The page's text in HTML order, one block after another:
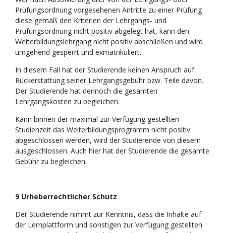
Prüfungsordnung vorgesehenen Antritte zu einer Prüfung
diese gemäß den Kriterien der Lehrgangs- und
Prüfungsordnung nicht positiv abgelegt hat, kann den
Weiterbildungslehrgang nicht positiv abschließen und wird
umgehend gesperrt und exmatrikuliert.
In diesem Fall hat der Studierende keinen Anspruch auf
Rückerstattung seiner Lehrgangsgebühr bzw. Teile davon.
Der Studierende hat dennoch die gesamten
Lehrgangskosten zu begleichen.
Kann binnen der maximal zur Verfügung gestellten
Studienzeit das Weiterbildungsprogramm nicht positiv
abgeschlossen werden, wird der Studierende von diesem
ausgeschlossen. Auch hier hat der Studierende die gesamte
Gebühr zu begleichen.
9 Urheberrechtlicher Schutz
Der Studierende nimmt zur Kenntnis, dass die Inhalte auf
der Lernplattform und sonstigen zur Verfügung gestellten